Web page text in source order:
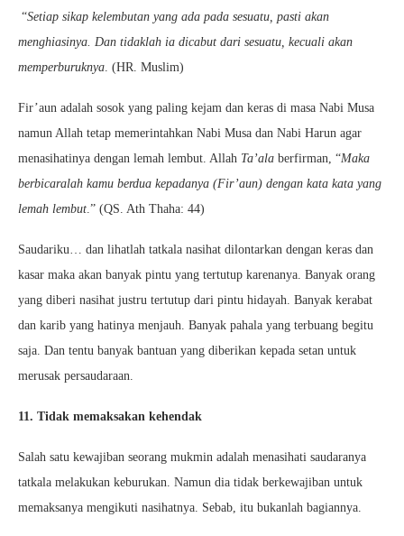
“Setiap sikap kelembutan yang ada pada sesuatu, pasti akan
menghiasinya. Dan tidaklah ia dicabut dari sesuatu, kecuali akan
memperburuknya. (HR. Muslim)
Fir’aun adalah sosok yang paling kejam dan keras di masa Nabi Musa
namun Allah tetap memerintahkan Nabi Musa dan Nabi Harun agar
menasihatinya dengan lemah lembut. Allah Ta’ala berfirman, “Maka
berbicaralah kamu berdua kepadanya (Fir’aun) dengan kata kata yang
lemah lembut.” (QS. Ath Thaha: 44)
Saudariku… dan lihatlah tatkala nasihat dilontarkan dengan keras dan
kasar maka akan banyak pintu yang tertutup karenanya. Banyak orang
yang diberi nasihat justru tertutup dari pintu hidayah. Banyak kerabat
dan karib yang hatinya menjauh. Banyak pahala yang terbuang begitu
saja. Dan tentu banyak bantuan yang diberikan kepada setan untuk
merusak persaudaraan.
11. Tidak memaksakan kehendak
Salah satu kewajiban seorang mukmin adalah menasihati saudaranya
tatkala melakukan keburukan. Namun dia tidak berkewajiban untuk
memaksanya mengikuti nasihatnya. Sebab, itu bukanlah bagiannya.